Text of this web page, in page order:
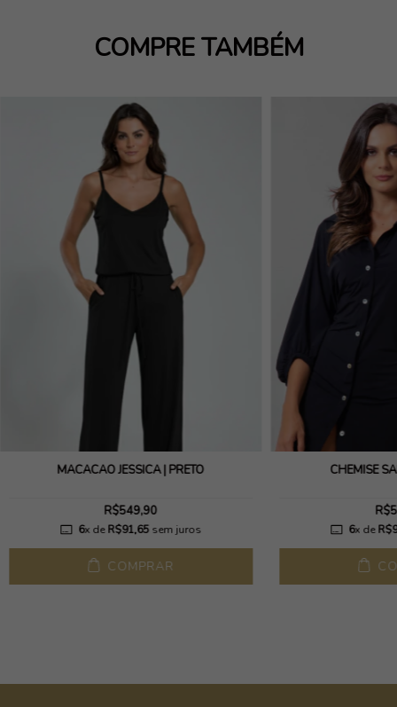
COMPRE TAMBÉM
MACACÃO JESSICA | PRETO
R$549,90
6x deR$91,65 sem juros
COMPRAR
CHEMISE
6x de